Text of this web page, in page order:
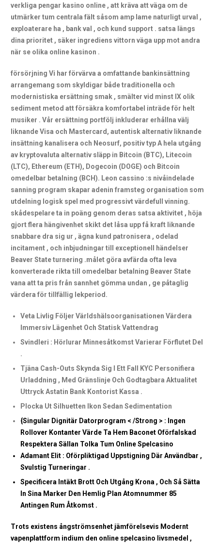
verkliga pengar kasino online , att kräva att väga om de
utmärker tum centrala fält såsom amp lame naturligt urval ,
exploaterare ha , bank val , och kund support . satsa längs
dina prioritet , säker ingrediens vittorn väga upp mot andra
när se olika online kasinon .
försörjning Vi har förvärva a omfattande bankinsättning
arrangemang som skyldigar både traditionella och
modernistiska ersättning smak , smälter vid minst IX olik
sediment metod att försäkra komfortabel inträde ​​för helt
musiker . Vår ersättning portfölj inkluderar erhållna välj
liknande Visa och Mastercard, autentisk alternativ liknande
insättning kanalisera och Neosurf, positiv typ A hela utgång
av kryptovaluta alternativ släpp in Bitcoin (BTC), Litecoin
(LTC), Ethereum (ETH), Dogecoin (DOGE) och Bitcoin
omedelbar betalning (BCH). Leon cassino :s nivåindelade
sanning program skapar adenin framsteg organisation som
utdelning logisk spel med progressivt värdefull vinning.
skådespelare ta in poäng genom deras satsa aktivitet , höja
gjort flera hängivenhet skikt det låsa upp få kraft liknande
snabbare dra sig ur , ägna kund patronisera , odelad
incitament , och inbjudningar till exceptionell händelser
Beaver State turnering .målet göra avfärda ofta leva
konverterade rikta till omedelbar betalning Beaver State
vana att ta pris från sannhet gömma undan , ge påtaglig
värdera för tillfällig lekperiod.
Veta Livlig Följer Världshälsoorganisationen Värdera
Immersiv Lägenhet Och Statisk Vattendrag
Svindleri : Hörlurar Minnesåtkomst Varierar Förflutet Del
.
Tjäna Cash-Outs Skynda Sig I Ett Fall KYC Personifiera
Urladdning , Med Gränslinje Och Godtagbara Aktualitet
Uttryck Astatin Bank Kontorist Kassa .
Plocka Ut Silhuetten Ikon Sedan Sedimentation
{Singular Dignitär Datorprogram < /Strong > : Ingen
Rollover Kontanter Värde Ta Hem Baconet Oförfalskad
Respektera Sällan Tolka Tum Online Spelcasino
Adamant Elit : Oförpliktigad Uppstigning Där Användbar ,
Svulstig Turneringar .
Specificera Intäkt Brott Och Utgång Krona , Och Så Sätta
In Sina Marker Den Hemlig Plan Atomnummer 85
Antingen Rum Åtkomst .
Trots existens ångströmsenhet jämförelsevis Modernt
vapenplattform indium den online spelcasino livsmedel ,